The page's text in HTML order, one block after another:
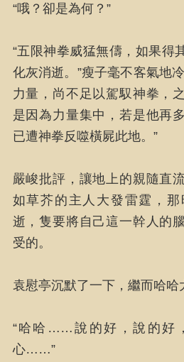
“哦？卻是為何？”
“五限神拳威猛無儔，如果得
化灰消逝。”瘦子毫不客氣地
力量，尚不足以駕馭神拳，
是因為力量集中，若是他再
已遭神拳反噬橫屍此地。”
嚴峻批評，讓地上的親隨直
如草芥的主人大發雷霆，
逝，隻要將自己這一幹人的
受的。
袁慰亭沉默了一下，繼而哈哈
“哈哈……說的好，說的好
心……”